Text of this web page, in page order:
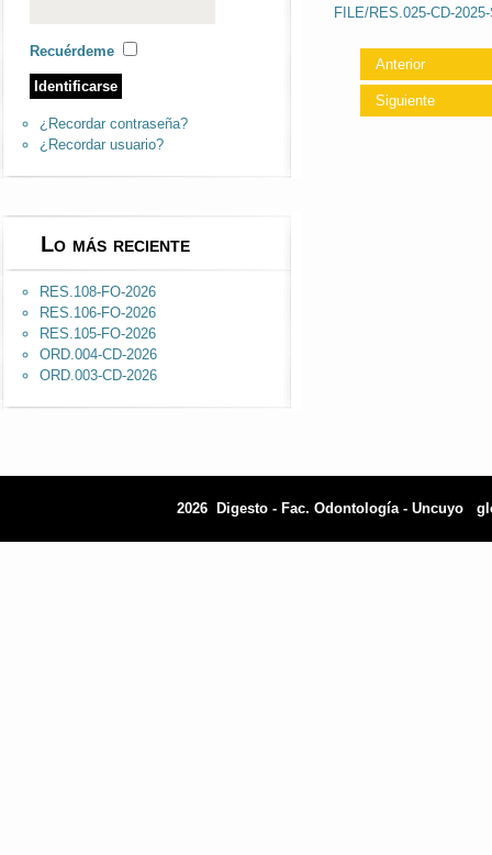
Recuérdeme
¿Recordar contraseña?
¿Recordar usuario?
Lo más reciente
RES.108-FO-2026
RES.106-FO-2026
RES.105-FO-2026
ORD.004-CD-2026
ORD.003-CD-2026
FILE/RES.025-CD-
Anterior
Siguiente
2026 Digesto - Fac. Odontología - Uncuyo